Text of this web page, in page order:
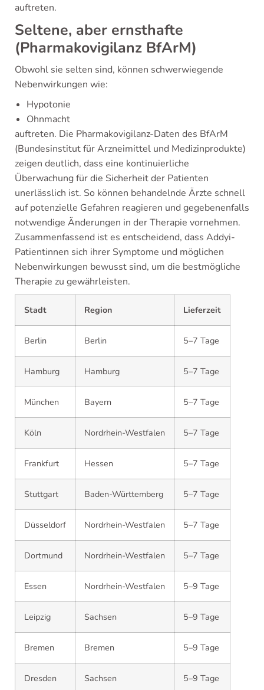
auftreten.
Seltene, aber ernsthafte
(Pharmakovigilanz BfArM)
Obwohl sie selten sind, können schwerwiegende
Nebenwirkungen wie:
Hypotonie
Ohnmacht
auftreten. Die Pharmakovigilanz-Daten des BfArM
(Bundesinstitut für Arzneimittel und Medizinprodukte)
zeigen deutlich, dass eine kontinuierliche
Überwachung für die Sicherheit der Patienten
unerlässlich ist. So können behandelnde Ärzte schnell
auf potenzielle Gefahren reagieren und gegebenenfalls
notwendige Änderungen in der Therapie vornehmen.
Zusammenfassend ist es entscheidend, dass Addyi-
Patientinnen sich ihrer Symptome und möglichen
Nebenwirkungen bewusst sind, um die bestmögliche
Therapie zu gewährleisten.
Stadt Region Lieferzeit
Berlin Berlin 5–7 Tage
Hamburg Hamburg 5–7 Tage
München Bayern 5–7 Tage
Köln Nordrhein-Westfalen 5–7 Tage
Frankfurt Hessen 5–7 Tage
Stuttgart Baden-Württemberg 5–7 Tage
Düsseldorf Nordrhein-Westfalen 5–7 Tage
Dortmund Nordrhein-Westfalen 5–7 Tage
Essen Nordrhein-Westfalen 5–9 Tage
Leipzig Sachsen 5–9 Tage
Bremen Bremen 5–9 Tage
Dresden Sachsen 5–9 Tage